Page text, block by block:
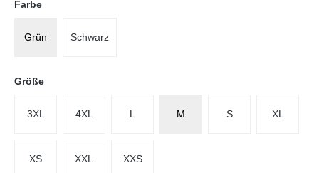
Farbeauswählen
Grün Schwarz
Größeauswählen
3XL 4XL L M S XL
XS XXL XXS